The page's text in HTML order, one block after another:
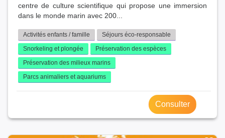
centre de culture scientifique qui propose une immersion
dans le monde marin avec 200...
Activités enfants / famille
Séjours éco-responsable
Snorkeling et plongée
Préservation des espèces
Préservation des milieux marins
Parcs animaliers et aquariums
Consulter